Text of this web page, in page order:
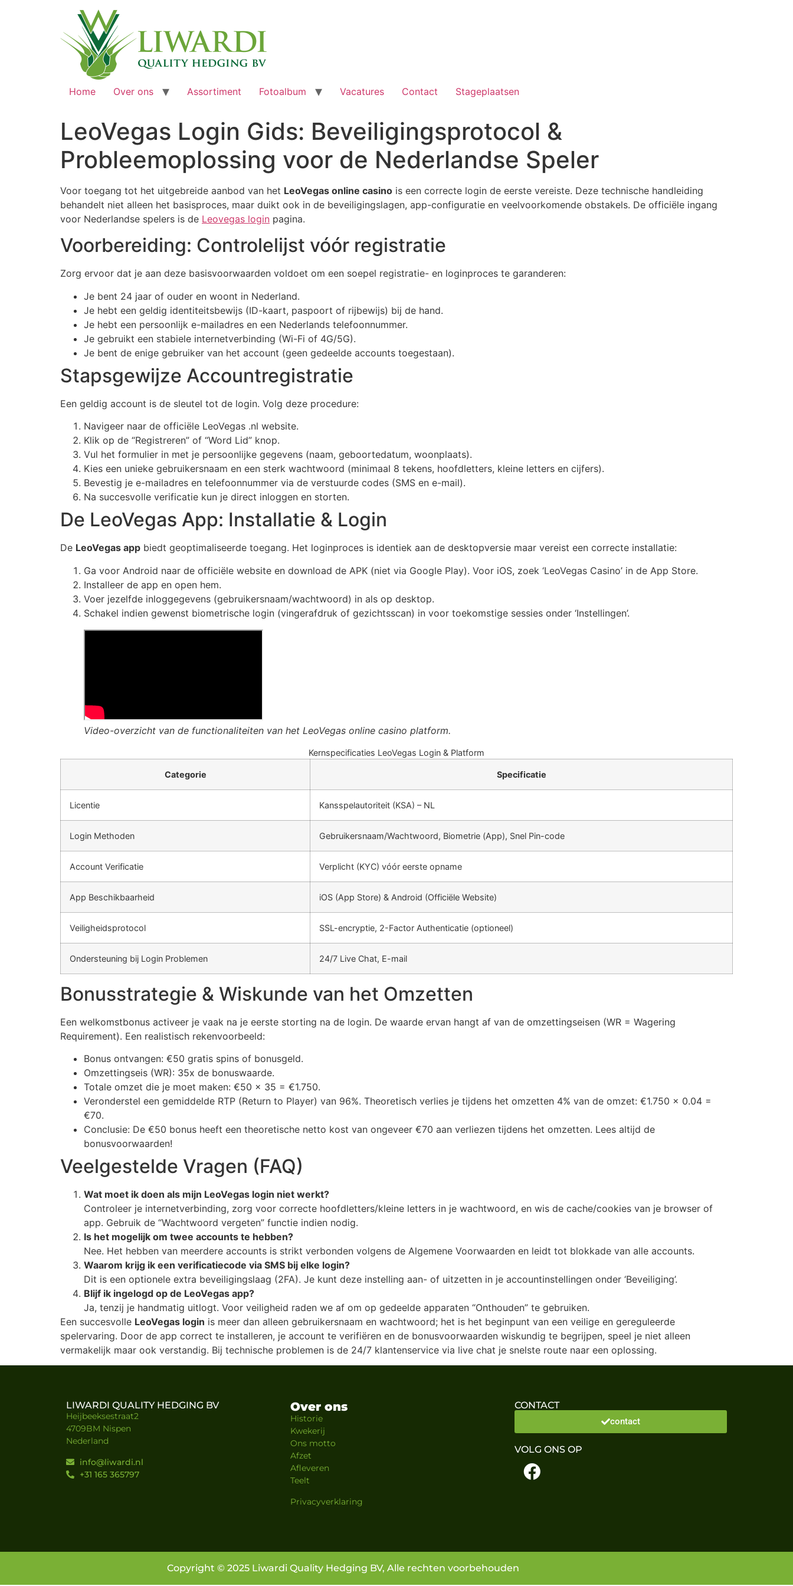
Home Over ons Assortiment Fotoalbum Vacatures Contact Stageplaatsen
LeoVegas Login Gids: Beveiligingsprotocol &
Probleemoplossing voor de Nederlandse Speler
Voor toegang tot het uitgebreide aanbod van het LeoVegas online casino is een correcte login de eerste vereiste. Deze technische handleiding
behandelt niet alleen het basisproces, maar duikt ook in de beveiligingslagen, app-configuratie en veelvoorkomende obstakels. De officiële ingang
voor Nederlandse spelers is de Leovegas login pagina.
Voorbereiding: Controlelijst vóór registratie
Zorg ervoor dat je aan deze basisvoorwaarden voldoet om een soepel registratie- en loginproces te garanderen:
Je bent 24 jaar of ouder en woont in Nederland.
Je hebt een geldig identiteitsbewijs (ID-kaart, paspoort of rijbewijs) bij de hand.
Je hebt een persoonlijk e-mailadres en een Nederlands telefoonnummer.
Je gebruikt een stabiele internetverbinding (Wi-Fi of 4G/5G).
Je bent de enige gebruiker van het account (geen gedeelde accounts toegestaan).
Stapsgewijze Accountregistratie
Een geldig account is de sleutel tot de login. Volg deze procedure:
Navigeer naar de officiële LeoVegas .nl website.
Klik op de “Registreren” of “Word Lid” knop.
Vul het formulier in met je persoonlijke gegevens (naam, geboortedatum, woonplaats).
Kies een unieke gebruikersnaam en een sterk wachtwoord (minimaal 8 tekens, hoofdletters, kleine letters en cijfers).
Bevestig je e-mailadres en telefoonnummer via de verstuurde codes (SMS en e-mail).
Na succesvolle verificatie kun je direct inloggen en storten.
De LeoVegas App: Installatie & Login
De LeoVegas app biedt geoptimaliseerde toegang. Het loginproces is identiek aan de desktopversie maar vereist een correcte installatie:
Ga voor Android naar de officiële website en download de APK (niet via Google Play). Voor iOS, zoek ‘LeoVegas Casino’ in de App Store.
Installeer de app en open hem.
Voer jezelfde inloggegevens (gebruikersnaam/wachtwoord) in als op desktop.
Schakel indien gewenst biometrische login (vingerafdruk of gezichtsscan) in voor toekomstige sessies onder ‘Instellingen’.
Video-overzicht van de functionaliteiten van het LeoVegas online casino platform.
Kernspecificaties LeoVegas Login & Platform
Categorie Specificatie
Licentie Kansspelautoriteit (KSA) – NL
Login Methoden Gebruikersnaam/Wachtwoord, Biometrie (App), Snel Pin-code
Account Verificatie Verplicht (KYC) vóór eerste opname
App Beschikbaarheid iOS (App Store) & Android (Officiële Website)
Veiligheidsprotocol SSL-encryptie, 2-Factor Authenticatie (optioneel)
Ondersteuning bij Login Problemen 24/7 Live Chat, E-mail
Bonusstrategie & Wiskunde van het Omzetten
Een welkomstbonus activeer je vaak na je eerste storting na de login. De waarde ervan hangt af van de omzettingseisen (WR = Wagering
Requirement). Een realistisch rekenvoorbeeld:
Bonus ontvangen: €50 gratis spins of bonusgeld.
Omzettingseis (WR): 35x de bonuswaarde.
Totale omzet die je moet maken: €50 x 35 = €1.750.
Veronderstel een gemiddelde RTP (Return to Player) van 96%. Theoretisch verlies je tijdens het omzetten 4% van de omzet: €1.750 x 0.04 =
€70.
Conclusie: De €50 bonus heeft een theoretische netto kost van ongeveer €70 aan verliezen tijdens het omzetten. Lees altijd de
bonusvoorwaarden!
Veelgestelde Vragen (FAQ)
Wat moet ik doen als mijn LeoVegas login niet werkt?
Controleer je internetverbinding, zorg voor correcte hoofdletters/kleine letters in je wachtwoord, en wis de cache/cookies van je browser of
app. Gebruik de “Wachtwoord vergeten” functie indien nodig.
Is het mogelijk om twee accounts te hebben?
Nee. Het hebben van meerdere accounts is strikt verbonden volgens de Algemene Voorwaarden en leidt tot blokkade van alle accounts.
Waarom krijg ik een verificatiecode via SMS bij elke login?
Dit is een optionele extra beveiligingslaag (2FA). Je kunt deze instelling aan- of uitzetten in je accountinstellingen onder ‘Beveiliging’.
Blijf ik ingelogd op de LeoVegas app?
Ja, tenzij je handmatig uitlogt. Voor veiligheid raden we af om op gedeelde apparaten “Onthouden” te gebruiken.
Een succesvolle LeoVegas login is meer dan alleen gebruikersnaam en wachtwoord; het is het beginpunt van een veilige en gereguleerde
spelervaring. Door de app correct te installeren, je account te verifiëren en de bonusvoorwaarden wiskundig te begrijpen, speel je niet alleen
vermakelijk maar ook verstandig. Bij technische problemen is de 24/7 klantenservice via live chat je snelste route naar een oplossing.
LIWARDI QUALITY HEDGING BV
Heijbeeksestraat2
4709BM Nispen
Nederland
info@liwardi.nl
+31 165 365797
Over ons
Historie
Kwekerij
Ons motto
Afzet
Afleveren
Teelt
Privacyverklaring
CONTACT
contact
VOLG ONS OP
Copyright © 2025 Liwardi Quality Hedging BV, Alle rechten voorbehouden